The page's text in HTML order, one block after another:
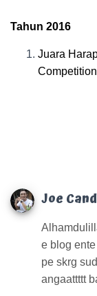
Tahun 2016
Juara
Joe
e blog
pe skrg
angaattttt